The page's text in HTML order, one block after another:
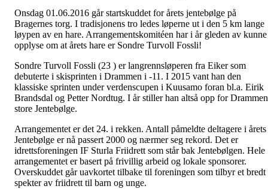
Onsdag 01.06.2016 går startskuddet for årets jentebølge på
Bragernes torg. I tradisjonens tro ledes løperne ut i den 5 km lange
løypen av en hare. Arrangementskomitéen har i år gleden av kunne
opplyse om at årets hare er Sondre Turvoll Fossli!
Sondre Turvoll Fossli (23 ) er langrennsløperen fra Eiker som
debuterte i skisprinten i Drammen i -11. I 2015 vant han den
klassiske sprinten under verdenscupen i Kuusamo foran bl.a. Eirik
Brandsdal og Petter Nordtug. I år stiller han altså opp for
store Jentebølge.
Arrangementet er det 24. i rekken. Antall påmeldte deltagere i årets
Jentebølge er nå passert 2000 og nærmer seg rekord. Det er
idrettsforeningen IF Sturla Friidrett som står bak Jentebølgen. Hele
arrangementet er basert på frivillig arbeid og lokale sponsorer.
Overskuddet går uavkortet tilbake til foreningen som tilbyr et bredt
spekter av friidrett til barn og unge.